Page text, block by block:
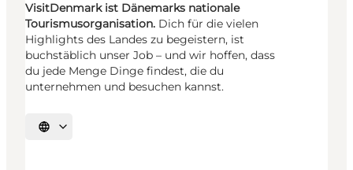
VisitDenmark ist Dänemarks nationale
Tourismusorganisation. Dich für die vielen
Highlights des Landes zu begeistern, ist
buchstäblich unser Job – und wir hoffen, dass
du jede Menge Dinge findest, die du
unternehmen und besuchen kannst.
Sprache auswählen